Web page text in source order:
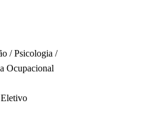
/ Psicologia /
Ocupacional
Eletivo